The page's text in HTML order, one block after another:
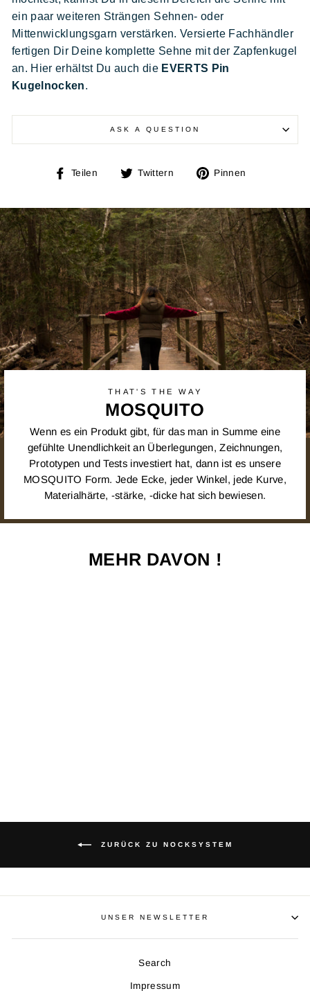
ein paar weiteren Strängen Sehnen- oder
Mittenwicklungsgarn verstärken. Versierte Fachhändler
fertigen Dir Deine komplette Sehne mit der Zapfenkugel
an. Hier erhältst Du auch die EVERTS Pin
Kugelnocken.
ASK A QUESTION
Teilen
Auf
Twittern
Auf
Pinnen
THAT'S THE WAY
MOSQUITO
Wenn es ein Produkt gibt, für das man in Summe eine
gefühlte Unendlichkeit an Überlegungen, Zeichnungen,
Prototypen und Tests investiert hat, dann ist es unsere
MOSQUITO Form. Jede Ecke, jeder Winkel, jede Kurve,
Materialhärte, -stärke, -dicke hat sich bewiesen.
MEHR DAVON !
ZURÜCK ZU NOCKSYSTEM
UNSER NEWSLETTER
Search
Impressum